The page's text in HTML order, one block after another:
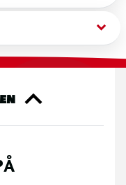
lege- og
keyboard_arrow_down